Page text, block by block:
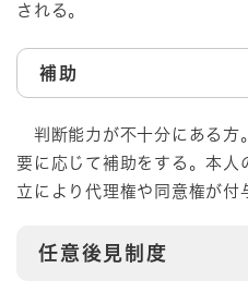
される。
補助
判断能力が不十分にある方
要に応じて補助をする。本人
立により代理権や同意権が付
任意後見制度